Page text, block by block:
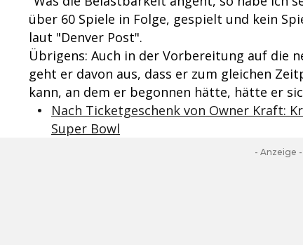
über 60 Spiele in Folge, gespielt und kein
laut "Denver Post".
Übrigens: Auch in der Vorbereitung auf die
geht er davon aus, dass er zum gleichen
kann, an dem er begonnen hätte, hätte er
Nach Ticketgeschenk von Owner Kraft:
Super Bowl
- Anzeige -